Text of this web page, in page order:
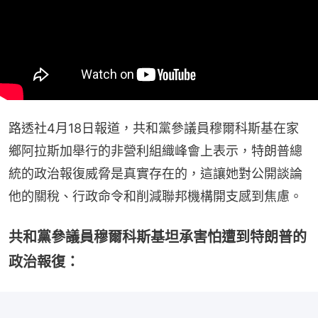
路透社4月18日報道，共和黨參議員穆爾科斯基在家
鄉阿拉斯加舉行的非營利組織峰會上表示，特朗普總
統的政治報復威脅是真實存在的，這讓她對公開談論
他的關稅、行政命令和削減聯邦機構開支感到焦慮。
共和黨參議員穆爾科斯基坦承害怕遭到特朗普的
政治報復：